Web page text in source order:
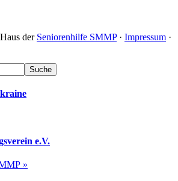
der Seniorenhilfe SMMP· Impressum ·
e.V.
»